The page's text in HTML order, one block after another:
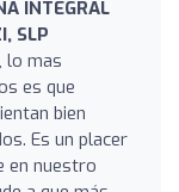
INTEGRAL
SLP
lo mas
es que
bien
Es un placer
en nuestro